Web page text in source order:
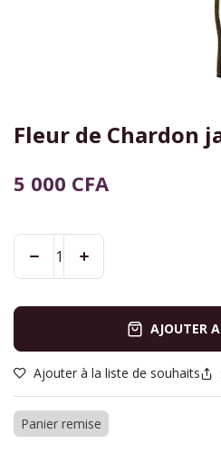
Fleur de Chardon
5 000 CFA
AJOUTER
Ajouter à la liste de souhaits
Panier remise